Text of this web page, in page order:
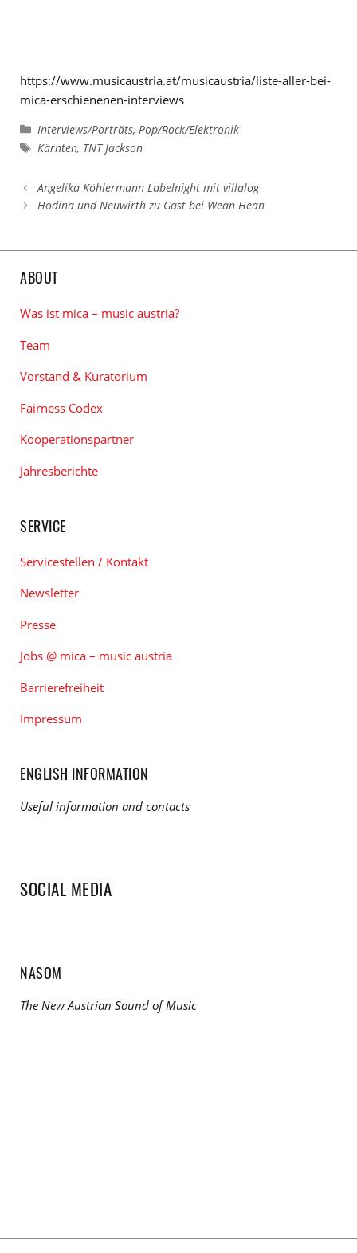
https://www.musicaustria.at/musicaustria/liste-aller-bei-
mica-erschienenen-interviews
Kategorien
Interviews/Porträts, Pop/Rock/Elektronik
Schlagwörter
Kärnten, TNT Jackson
Angelika Köhlermann Labelnight mit villalog
Hodina und Neuwirth zu Gast bei Wean Hean
ABOUT
Was ist mica – music austria?
Team
Vorstand & Kuratorium
Fairness Codex
Kooperationspartner
Jahresberichte
SERVICE
Servicestellen / Kontakt
Newsletter
Presse
Jobs @ mica – music austria
Barrierefreiheit
Impressum
ENGLISH INFORMATION
Useful information and contacts
SOCIAL MEDIA
NASOM
The New Austrian Sound of Music